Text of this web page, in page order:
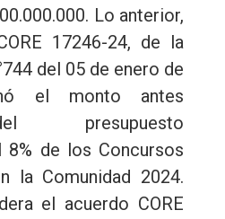
Lo anterior,
17246-24, de la
del 05 de enero de
el monto antes
presupuesto
8% de los Concursos
la Comunidad 2024.
el acuerdo CORE